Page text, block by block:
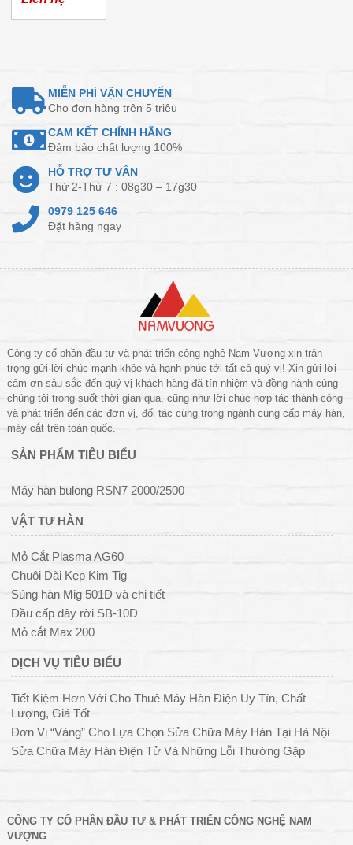
MIỄN PHÍ VẬN CHUYỂN
Cho đơn hàng trên 5 triệu
CAM KẾT CHÍNH HÃNG
Đảm bảo chất lượng 100%
HỖ TRỢ TƯ VẤN
Thứ 2-Thứ 7 : 08g30 – 17g30
0979 125 646
Đặt hàng ngay
Công ty cổ phần đầu tư và phát triển công nghệ Nam Vượng xin trân
trọng gửi lời chúc mạnh khỏe và hạnh phúc tới tất cả quý vị! Xin gửi lời
cảm ơn sâu sắc đến quý vị khách hàng đã tín nhiệm và đồng hành cùng
chúng tôi trong suốt thời gian qua, cũng như lời chúc hợp tác thành công
và phát triển đến các đơn vị, đối tác cùng trong ngành cung cấp máy hàn,
máy cắt trên toàn quốc.
SẢN PHẨM TIÊU BIỂU
Máy hàn bulong RSN7 2000/2500
VẬT TƯ HÀN
Mỏ Cắt Plasma AG60
Chuôi Dài Kẹp Kim Tig
Súng hàn Mig 501D và chi tiết
Đầu cấp dây rời SB-10D
Mỏ cắt Max 200
DỊCH VỤ TIÊU BIỂU
Tiết Kiệm Hơn Với Cho Thuê Máy Hàn Điện Uy Tín, Chất
Lượng, Giá Tốt
Đơn Vị “Vàng” Cho Lựa Chọn Sửa Chữa Máy Hàn Tại Hà Nội
Sửa Chữa Máy Hàn Điện Tử Và Những Lỗi Thường Gặp
CÔNG TY CỔ PHẦN ĐẦU TƯ & PHÁT TRIỂN CÔNG NGHỆ NAM
VƯỢNG